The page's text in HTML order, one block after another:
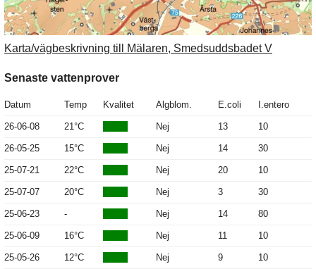
Karta/vägbeskrivning till Mälaren, Smedsuddsbadet V
Senaste vattenprover
Datum Temp Kvalitet Algblom. E.coli I.entero
26-06-08 21°C Nej 13 10
26-05-25 15°C Nej 14 30
25-07-21 22°C Nej 20 10
25-07-07 20°C Nej 3 30
25-06-23 - Nej 14 80
25-06-09 16°C Nej 11 10
25-05-26 12°C Nej 9 10